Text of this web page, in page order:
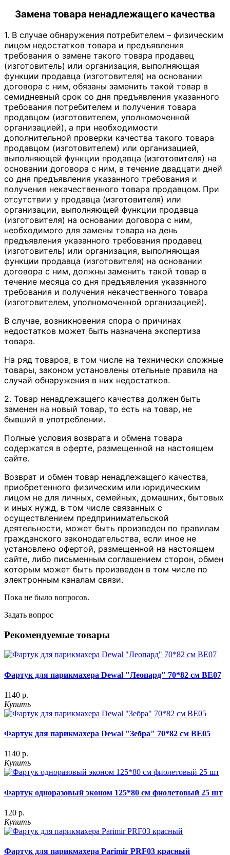
Замена товара ненадлежащего качества
1. В случае обнаружения потребителем – физическим
лицом недостатков товара и предъявления
требования о замене такого товара продавец
(изготовитель) или организация, выполняющая
функции продавца (изготовителя) на основании
договора с ним, обязаны заменить такой товар в
семидневный срок со дня предъявления указанного
требования потребителем и получения товара
продавцом (изготовителем, уполномоченной
организацией), а при необходимости
дополнительной проверки качества такого товара
продавцом (изготовителем) или организацией,
выполняющей функции продавца (изготовителя) на
основании договора с ним, в течение двадцати дней
со дня предъявления указанного требования и
получения некачественного товара продавцом. При
отсутствии у продавца (изготовителя) или
организации, выполняющей функции продавца
(изготовителя) на основании договора с ним,
необходимого для замены товара на день
предъявления указанного требования продавец
(изготовитель) или организация, выполняющая
функции продавца (изготовителя) на основании
договора с ним, должны заменить такой товар в
течение месяца со дня предъявления указанного
требования и получения некачественного товара
(изготовителем, уполномоченной организацией).
В случае, возникновения спора о причинах
недостатков может быть назначена экспертиза
товара.
На ряд товаров, в том числе на технически сложные
товары, законом установлены отельные правила на
случай обнаружения в них недостатков.
2. Товар ненадлежащего качества должен быть
заменен на новый товар, то есть на товар, не
бывший в употреблении.
Полные условия возврата и обмена товара
содержатся в оферте, размещенной на настоящем
сайте.
Возврат и обмен товар ненадлежащего качества,
приобретенного физическим или юридическим
лицом не для личных, семейных, домашних, бытовых
и иных нужд, в том числе связанных с
осуществлением предпринимательской
деятельности, может быть произведен по правилам
гражданского законодательства, если иное не
установлено офертой, размещенной на настоящем
сайте, либо письменным соглашением сторон, обмен
которым может быть произведен в том числе по
электронным каналам связи.
Пока не было вопросов.
Задать вопрос
Рекомендуемые товары
Фартук для парикмахера Dewal "Леопард" 70*82 см BE07
1140 р.
Купить
Фартук для парикмахера Dewal "Зебра" 70*82 см BE05
1140 р.
Купить
Фартук одноразовый эконом 125*80 см фиолетовый 25 шт
120 р.
Купить
Фартук для парикмахера Parimir PRF03 красный